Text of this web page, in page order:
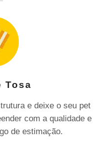
Tosa
e deixe o seu pet
com a qualidade e
de estimação.